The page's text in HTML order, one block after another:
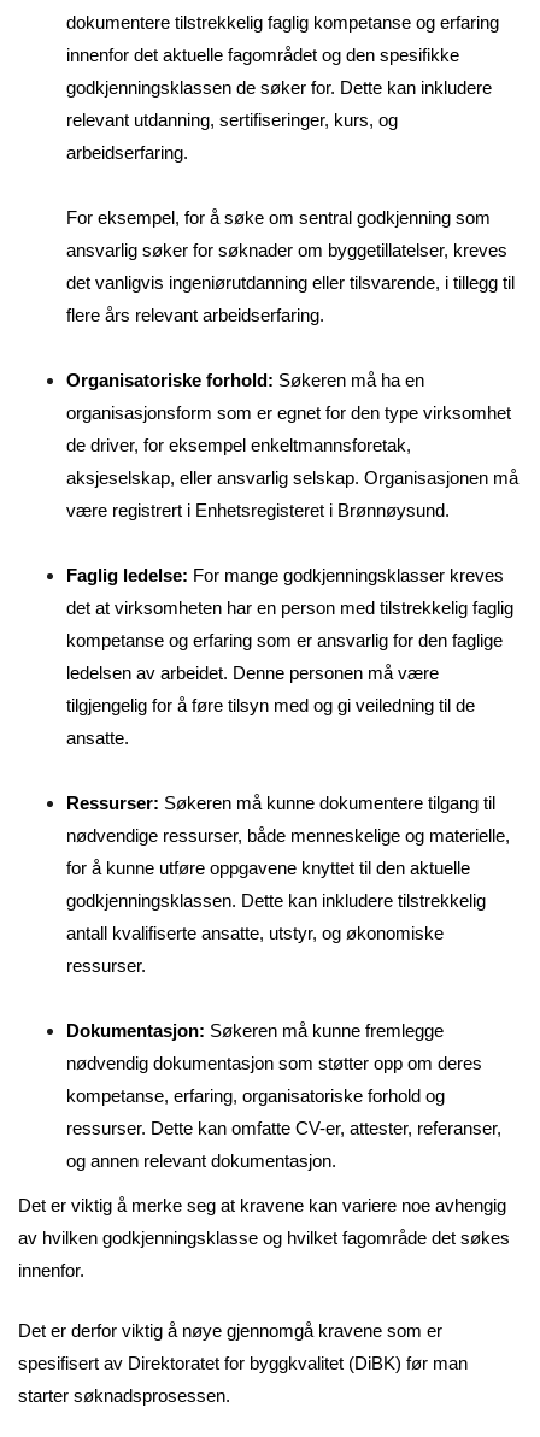
dokumentere tilstrekkelig faglig kompetanse og erfaring
innenfor det aktuelle fagområdet og den spesifikke
godkjenningsklassen de søker for. Dette kan inkludere
relevant utdanning, sertifiseringer, kurs, og
arbeidserfaring.
For eksempel, for å søke om sentral godkjenning som
ansvarlig søker for søknader om byggetillatelser, kreves
det vanligvis ingeniørutdanning eller tilsvarende, i tillegg til
flere års relevant arbeidserfaring.
Organisatoriske forhold: Søkeren må ha en
organisasjonsform som er egnet for den type virksomhet
de driver, for eksempel enkeltmannsforetak,
aksjeselskap, eller ansvarlig selskap. Organisasjonen må
være registrert i Enhetsregisteret i Brønnøysund.
Faglig ledelse: For mange godkjenningsklasser kreves
det at virksomheten har en person med tilstrekkelig faglig
kompetanse og erfaring som er ansvarlig for den faglige
ledelsen av arbeidet. Denne personen må være
tilgjengelig for å føre tilsyn med og gi veiledning til de
ansatte.
Ressurser: Søkeren må kunne dokumentere tilgang til
nødvendige ressurser, både menneskelige og materielle,
for å kunne utføre oppgavene knyttet til den aktuelle
godkjenningsklassen. Dette kan inkludere tilstrekkelig
antall kvalifiserte ansatte, utstyr, og økonomiske
ressurser.
Dokumentasjon: Søkeren må kunne fremlegge
nødvendig dokumentasjon som støtter opp om deres
kompetanse, erfaring, organisatoriske forhold og
ressurser. Dette kan omfatte CV-er, attester, referanser,
og annen relevant dokumentasjon.
Det er viktig å merke seg at kravene kan variere noe avhengig
av hvilken godkjenningsklasse og hvilket fagområde det søkes
innenfor.
Det er derfor viktig å nøye gjennomgå kravene som er
spesifisert av Direktoratet for byggkvalitet (DiBK) før man
starter søknadsprosessen.